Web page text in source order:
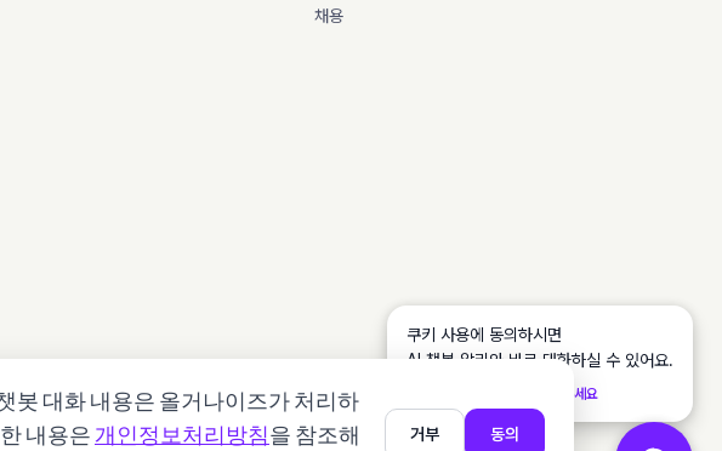
채용
책 SOC 2 HIPAA ISO 27001
쿠키 사용에 동의하시면
AI 챗봇 알리와 바로 대화하실 수 있어요.
동의 배너에서 [수락]을 눌러주세요
봇 대화 내용은 올거나이즈가 처리하
내용은 개인정보처리방침을 참조해 거부 동의